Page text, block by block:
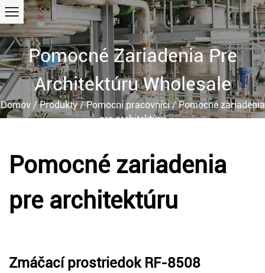
Pomocné Zariadenia Pre
Architektúru Wholesale
Domov/Produkty/Pomocní pracovníci/Pomocné zariadenia
pre architektúru
Pomocné zariadenia
pre architektúru
Zmáčací prostriedok RF-8508